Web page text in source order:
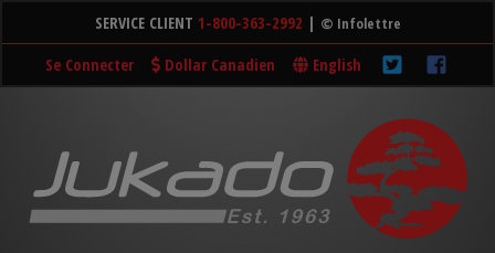
SERVICE CLIENT 1-800-363-2992 | © Infolettre
English
Dollar Canadien
Se Connecter